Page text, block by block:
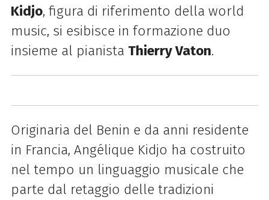
Kidjo, figura di riferimento della world
music, si esibisce in formazione duo
insieme al pianista Thierry Vaton.
Originaria del Benin e da anni residente
in Francia, Angélique Kidjo ha costruito
nel tempo un linguaggio musicale che
parte dal retaggio delle tradizioni